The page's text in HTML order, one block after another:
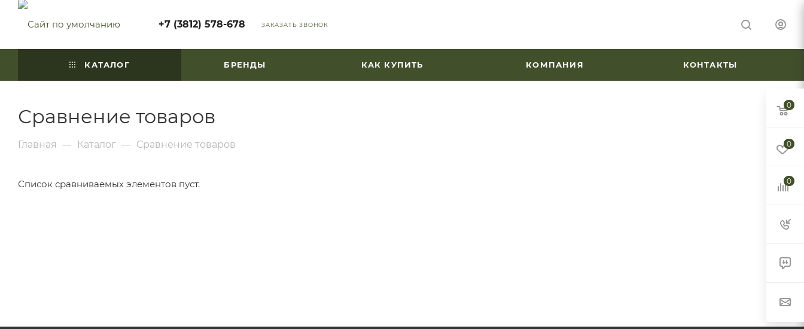
+7 (3812) 578-678 ЗАКАЗАТЬ ЗВОНОК
КАТАЛОГ БРЕНДЫ КАК КУПИТЬ КОМПАНИЯ КОНТАКТЫ
Сравнение товаров
Главная — Каталог — Сравнение товаров
Список сравниваемых элементов пуст.
0
0
0